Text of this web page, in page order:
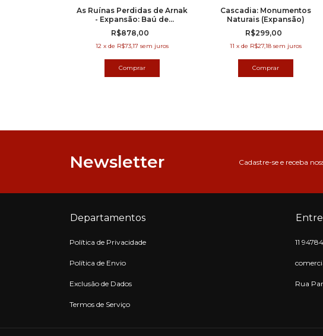
As Ruínas Perdidas de Arnak
- Expansão: Baú de
Aventuras
R$878,00
12 x de R$73,17 sem juros
Cascadia: Monumentos
Naturais (Expansão)
R$299,00
11 x de R$27,18 sem juros
Newsletter Cadastre-se e receba
Departamentos
Política de Privacidade
Política de Envio
Exclusão de Dados
Termos de Serviço
11
Rua